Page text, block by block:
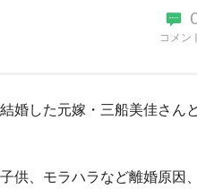
コメン
婚した元嫁・三船美佳さんと
供、モラハラなど離婚原因、